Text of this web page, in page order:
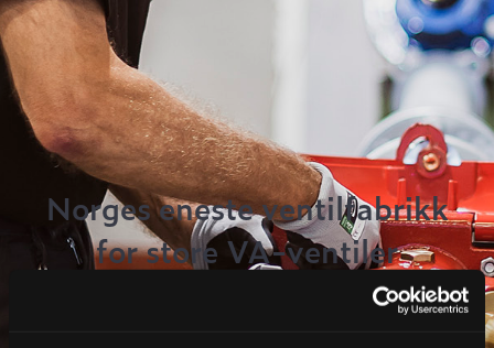
Norges eneste ventilfabrikk
for store VA-ventiler